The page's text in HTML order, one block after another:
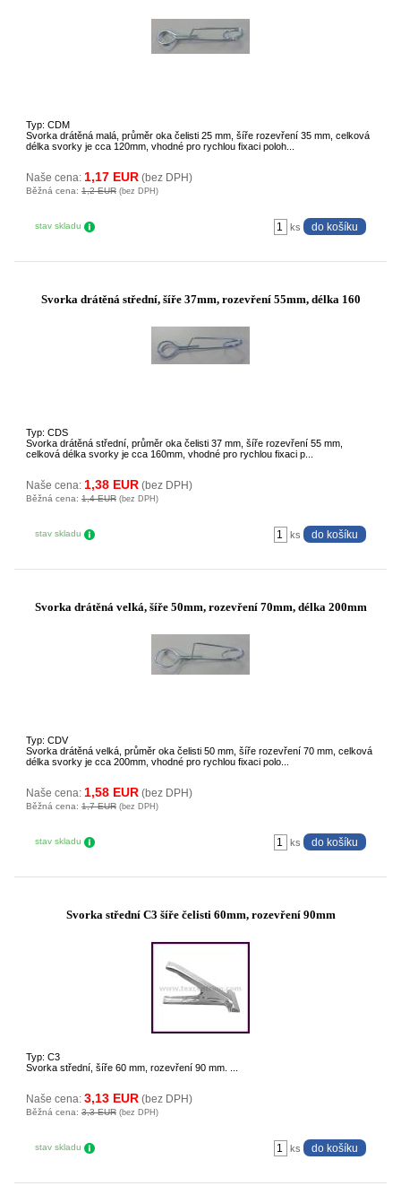
Typ: CDM
Svorka drátěná malá, průměr oka čelisti 25 mm, šíře rozevření 35 mm, celková
délka svorky je cca 120mm, vhodné pro rychlou fixaci poloh...
Naše cena: 1,17 EUR (bez DPH)
Běžná cena: 1,2 EUR (bez DPH)
stav skladu ks
Svorka drátěná střední, šíře 37mm, rozevření 55mm, délka 160
Typ: CDS
Svorka drátěná střední, průměr oka čelisti 37 mm, šíře rozevření 55 mm,
celková délka svorky je cca 160mm, vhodné pro rychlou fixaci p...
Naše cena: 1,38 EUR (bez DPH)
Běžná cena: 1,4 EUR (bez DPH)
stav skladu ks
Svorka drátěná velká, šíře 50mm, rozevření 70mm, délka 200mm
Typ: CDV
Svorka drátěná velká, průměr oka čelisti 50 mm, šíře rozevření 70 mm, celková
délka svorky je cca 200mm, vhodné pro rychlou fixaci polo...
Naše cena: 1,58 EUR (bez DPH)
Běžná cena: 1,7 EUR (bez DPH)
stav skladu ks
Svorka střední C3 šíře čelisti 60mm, rozevření 90mm
Typ: C3
Svorka střední, šíře 60 mm, rozevření 90 mm. ...
Naše cena: 3,13 EUR (bez DPH)
Běžná cena: 3,3 EUR (bez DPH)
stav skladu ks